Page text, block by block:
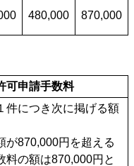
480,000 870,000
可申請手数料
件につき次に掲げる額
が870,000円を超える
料の額は870,000円と